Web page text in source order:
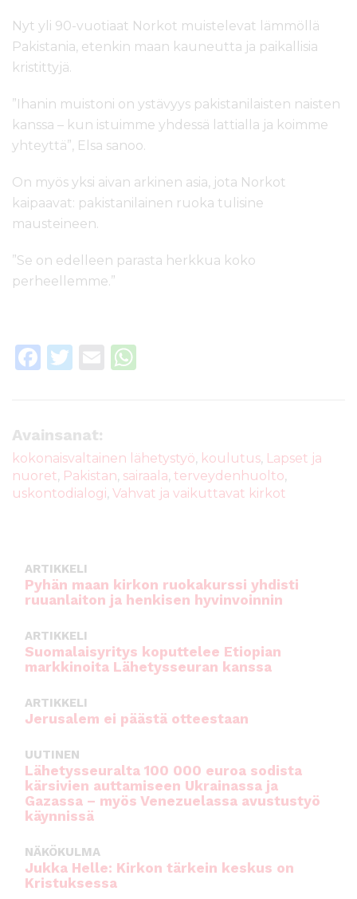
Nyt yli 90-vuotiaat Norkot muistelevat lämmöllä
Pakistania, etenkin maan kauneutta ja paikallisia
kristittyjä.
”Ihanin muistoni on ystävyys pakistanilaisten naisten
kanssa – kun istuimme yhdessä lattialla ja koimme
yhteyttä”, Elsa sanoo.
On myös yksi aivan arkinen asia, jota Norkot
kaipaavat: pakistanilainen ruoka tulisine
mausteineen.
”Se on edelleen parasta herkkua koko
perheellemme.”
F
e
b
o
T
te
r
E
A
p
Avainsanat:
kokonaisvaltainen lähetystyö, koulutus, Lapset ja
nuoret, Pakistan, sairaala, terveydenhuolto,
uskontodialogi, Vahvat ja vaikuttavat kirkot
ARTIKKELI
Pyhän maan kirkon ruokakurssi yhdisti
ruuanlaiton ja henkisen hyvinvoinnin
ARTIKKELI
Suomalaisyritys koputtelee Etiopian
markkinoita Lähetysseuran kanssa
ARTIKKELI
Jerusalem ei päästä otteestaan
UUTINEN
Lähetysseuralta 100 000 euroa sodista
kärsivien auttamiseen Ukrainassa ja
Gazassa – myös Venezuelassa avustustyö
käynnissä
NÄKÖKULMA
Jukka Helle: Kirkon tärkein keskus on
Kristuksessa